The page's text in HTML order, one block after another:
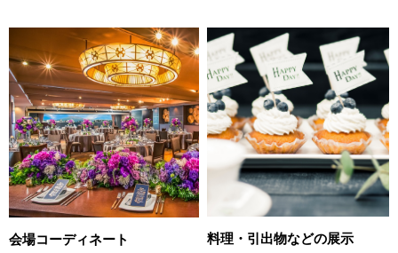
会場コーディネート 料理・引出物などの展示